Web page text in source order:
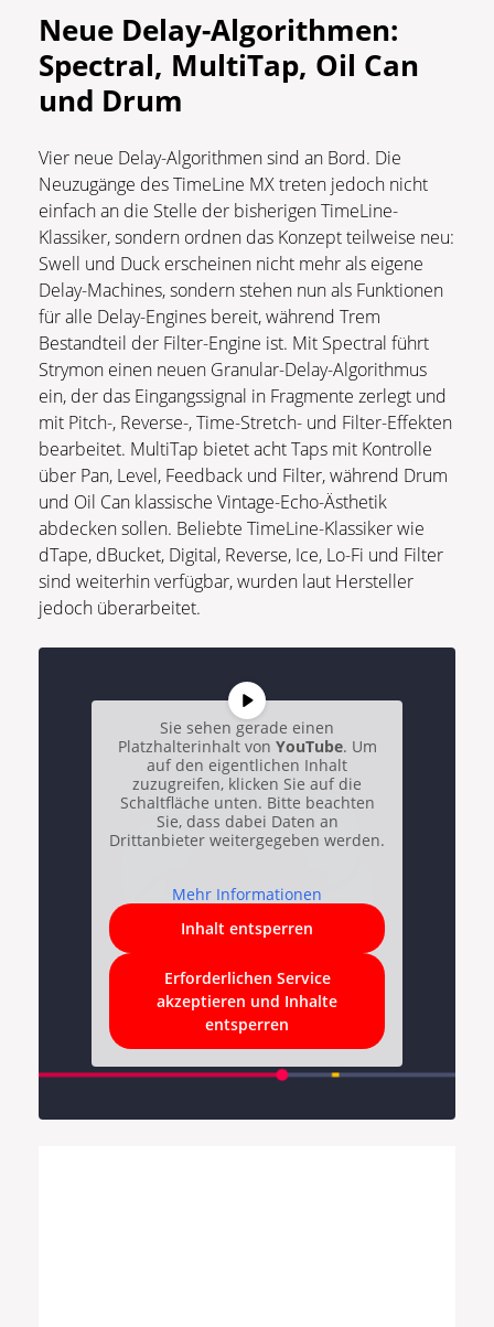
Neue Delay-Algorithmen:
Spectral, MultiTap, Oil Can
und Drum
Vier neue Delay-Algorithmen sind an Bord. Die
Neuzugänge des TimeLine MX treten jedoch nicht
einfach an die Stelle der bisherigen TimeLine-
Klassiker, sondern ordnen das Konzept teilweise neu:
Swell und Duck erscheinen nicht mehr als eigene
Delay-Machines, sondern stehen nun als Funktionen
für alle Delay-Engines bereit, während Trem
Bestandteil der Filter-Engine ist. Mit Spectral führt
Strymon einen neuen Granular-Delay-Algorithmus
ein, der das Eingangssignal in Fragmente zerlegt und
mit Pitch-, Reverse-, Time-Stretch- und Filter-Effekten
bearbeitet. MultiTap bietet acht Taps mit Kontrolle
über Pan, Level, Feedback und Filter, während Drum
und Oil Can klassische Vintage-Echo-Ästhetik
abdecken sollen. Beliebte TimeLine-Klassiker wie
dTape, dBucket, Digital, Reverse, Ice, Lo-Fi und Filter
sind weiterhin verfügbar, wurden laut Hersteller
jedoch überarbeitet.
Sie sehen gerade einen
Platzhalterinhalt von YouTube. Um
auf den eigentlichen Inhalt
zuzugreifen, klicken Sie auf die
Schaltfläche unten. Bitte beachten
Sie, dass dabei Daten an
Drittanbieter weitergegeben werden.
Mehr Informationen
Inhalt entsperren
Erforderlichen Service
akzeptieren und Inhalte
entsperren